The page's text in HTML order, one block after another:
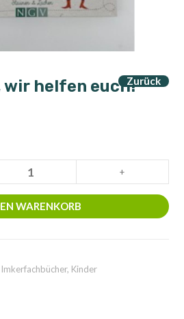
Zurück
wir helfen euch!
+
WARENKORB
Imkerfachbücher, Kinder